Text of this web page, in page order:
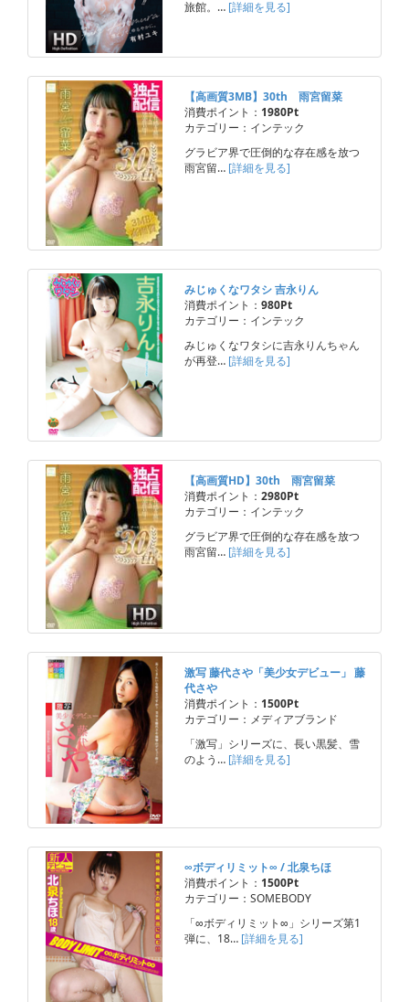
旅館。… [詳細を見る]
【高画質3MB】30th 雨宮留菜
消費ポイント： 1980Pt
カテゴリー：インテック
グラビア界で圧倒的な存在感を放つ
雨宮留… [詳細を見る]
みじゅくなワタシ 吉永りん
消費ポイント： 980Pt
カテゴリー：インテック
みじゅくなワタシに吉永りんちゃん
が再登… [詳細を見る]
【高画質HD】30th 雨宮留菜
消費ポイント： 2980Pt
カテゴリー：インテック
グラビア界で圧倒的な存在感を放つ
雨宮留… [詳細を見る]
激写 藤代さや「美少女デビュー」 藤
代さや
消費ポイント： 1500Pt
カテゴリー：メディアブランド
「激写」シリーズに、長い黒髪、雪
のよう… [詳細を見る]
∞ボディリミット∞ / 北泉ちほ
消費ポイント： 1500Pt
カテゴリー：SOMEBODY
「∞ボディリミット∞」シリーズ第1
弾に、18… [詳細を見る]